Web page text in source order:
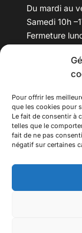
Pour offrir les
que les cookies pour
Le fait de consentir à
telles que le
fait de ne pas
négatif sur certaines
Du mardi au
Samedi 10h
Fermeture
Téléphone